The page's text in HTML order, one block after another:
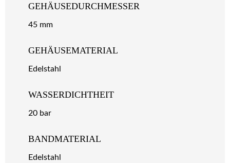
GEHÄUSEDURCHMESSER
45 mm
GEHÄUSEMATERIAL
Edelstahl
WASSERDICHTHEIT
20 bar
BANDMATERIAL
Edelstahl